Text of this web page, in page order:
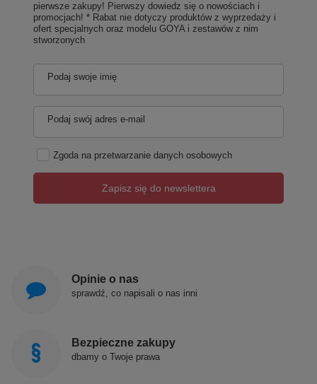
posiadany przez nas certyfikat ISO 9001:2015 oraz
liczne nagrody potwierdzające jakość POLIMAT!
pierwsze zakupy! Pierwszy dowiedz się o nowościach i
promocjach! * Rabat nie dotyczy produktów z wyprzedaży i
ofert specjalnych oraz modelu GOYA i zestawów z nim
stworzonych
Podaj swoje imię
Podaj swój adres e-mail
Zgoda na przetwarzanie danych osobowych
Zapisz się do newslettera
Opinie o nas
sprawdź, co napisali o nas inni
Bezpieczne zakupy
dbamy o Twoje prawa